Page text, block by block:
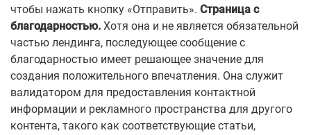
чтобы нажать кнопку «Отправить». Страница с
благодарностью. Хотя она и не является обязательной
частью лендинга, последующее сообщение с
благодарностью имеет решающее значение для
создания положительного впечатления. Она служит
валидатором для предоставления контактной
информации и рекламного пространства для другого
контента, такого как соответствующие статьи,